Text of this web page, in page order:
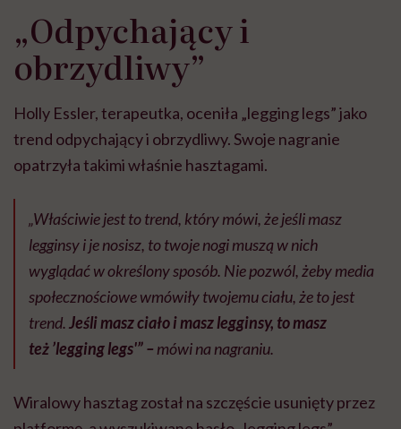
„Odpychający i
obrzydliwy”
Holly Essler, terapeutka, oceniła „legging legs” jako
trend odpychający i obrzydliwy. Swoje nagranie
opatrzyła takimi właśnie hasztagami.
„Właściwie jest to trend, który mówi, że jeśli masz
legginsy i je nosisz, to twoje nogi muszą w nich
wyglądać w określony sposób. Nie pozwól, żeby media
społecznościowe wmówiły twojemu ciału, że to jest
trend.Jeśli masz ciało i masz legginsy, to masz
też’legging legs'” – mówi na nagraniu.
Wiralowy hasztag został na szczęście usunięty przez